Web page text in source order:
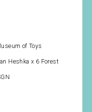
of Toys
Heshka x 6 Forest